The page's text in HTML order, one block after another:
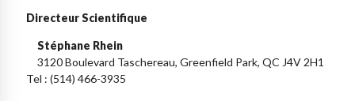
Directeur Scientifique
Stéphane Rhein
3120 Boulevard Taschereau, Greenfield Park, QC J4V 2H1
Tel : (514) 466-3935